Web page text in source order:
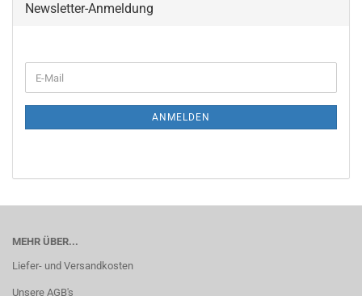
Newsletter-Anmeldung
ZUR
E-
Mail
ANMELDEN
MEHR ÜBER...
Liefer- und Versandkosten
Unsere AGB's